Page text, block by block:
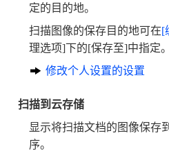
定的目的地。
扫描图像的保存目的地可在[
理选项]下的[保存至]中指定。
修改个人设置的设置
扫描到云存储
显示将扫描文档的图像保存
序。